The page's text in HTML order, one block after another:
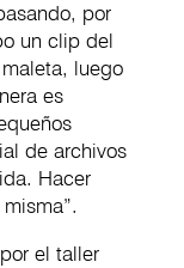
por
un clip del
luego
es
de archivos
Hacer
el taller